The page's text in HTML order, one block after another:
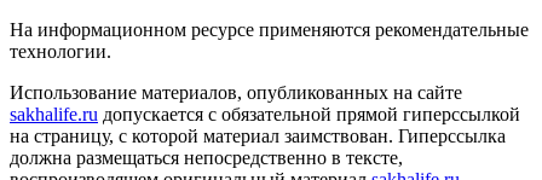
На информационном ресурсе применяются рекомендательные
технологии.
Использование материалов, опубликованных на сайте
sakhalife.ru допускается с обязательной прямой гиперссылкой
на страницу, с которой материал заимствован. Гиперссылка
должна размещаться непосредственно в тексте,